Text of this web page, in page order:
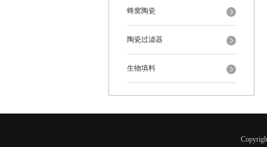
蜂窝陶瓷
陶瓷过滤器
生物填料